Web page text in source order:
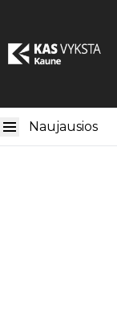
Naujausios